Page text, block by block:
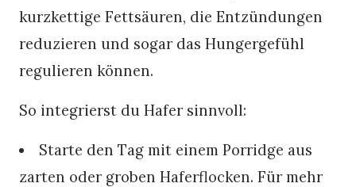
kurzkettige Fettsäuren, die Entzündungen
reduzieren und sogar das Hungergefühl
regulieren können.
So integrierst du Hafer sinnvoll:
Starte den Tag mit einem Porridge aus
zarten oder groben Haferflocken. Für mehr